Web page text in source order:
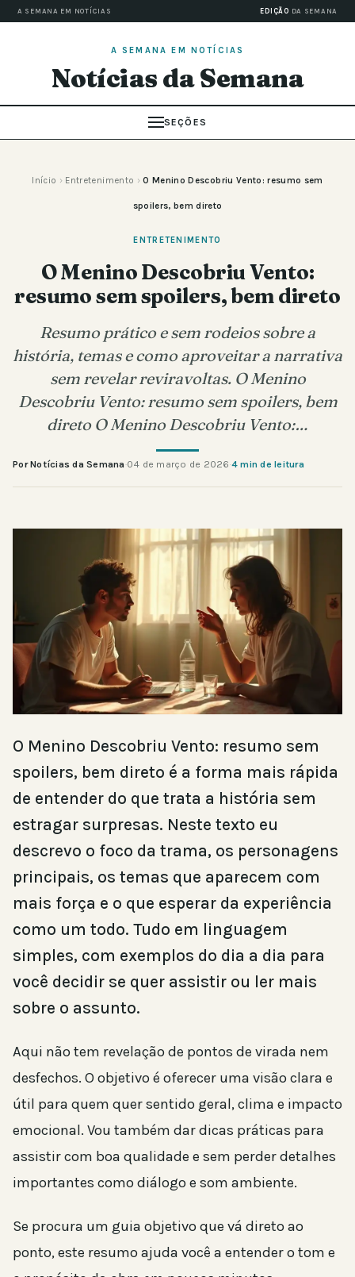
A SEMANA EM NOTÍCIAS EDIÇÃO DA SEMANA
A SEMANA EM NOTÍCIAS
Notícias da Semana
SEÇÕES
Início › Entretenimento › O Menino Descobriu Vento: resumo sem
spoilers, bem direto
ENTRETENIMENTO
O Menino Descobriu Vento:
resumo sem spoilers, bem direto
Resumo prático e sem rodeios sobre a
história, temas e como aproveitar a narrativa
sem revelar reviravoltas. O Menino
Descobriu Vento: resumo sem spoilers, bem
direto O Menino Descobriu Vento:…
Por Notícias da Semana·04 de março de 2026·4 min de leitura
O Menino Descobriu Vento: resumo sem
spoilers, bem direto é a forma mais rápida
de entender do que trata a história sem
estragar surpresas. Neste texto eu
descrevo o foco da trama, os personagens
principais, os temas que aparecem com
mais força e o que esperar da experiência
como um todo. Tudo em linguagem
simples, com exemplos do dia a dia para
você decidir se quer assistir ou ler mais
sobre o assunto.
Aqui não tem revelação de pontos de virada nem
desfechos. O objetivo é oferecer uma visão clara e
útil para quem quer sentido geral, clima e impacto
emocional. Vou também dar dicas práticas para
assistir com boa qualidade e sem perder detalhes
importantes como diálogo e som ambiente.
Se procura um guia objetivo que vá direto ao
ponto, este resumo ajuda você a entender o tom e